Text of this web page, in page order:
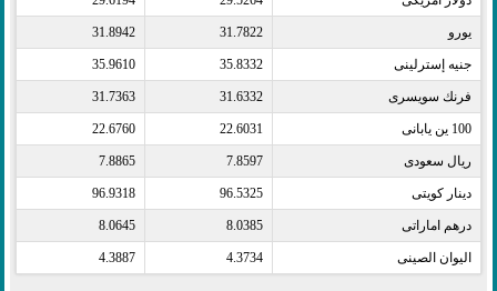
يورو​ 31.7822
31.8942
جنيه إسترلينى​ 35.8332
35.9610
فرنك سويسرى​ 31.6332
31.7363
100 ين يابانى​ 22.6031
22.6760
ريال سعودى​ 7.8597
7.8865
دينار كويتى​ 96.5325
96.9318
درهم اماراتى​ 8.0385
8.0645
اليوان الصينى​ 4.3734
4.3887